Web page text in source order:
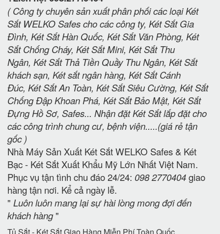
( Công ty chuyên sản xuất phân phối các loại Két
Sắt WELKO Safes cho các công ty, Két Sắt Gia
Đình, Két Sắt Hàn Quốc, Két Sắt Văn Phòng, Két
Sắt Chống Cháy, Két Sắt Mini, Két Sắt Thu
Ngân, Két Sắt Thả Tiền Quầy Thu Ngân, Két Sắt
khách sạn, Két sắt ngân hàng, Két Sắt Cánh
Đúc, Két Sắt An Toàn, Két Sắt Siêu Cường, Két Sắt
Chống Đập Khoan Phá, Két Sắt Bảo Mật, Két Sắt
Đựng Hồ Sơ, Safes... Nhận đặt Két Sắt lắp đặt cho
các công trình chung cư, bệnh viện.....(giá rẻ tận
gốc )
Nhà Máy Sản Xuất Két Sắt WELKO Safes & Két
Bạc - Két Sắt Xuất Khẩu Mỹ Lớn Nhất Việt Nam.
Phục vụ tận tình chu đáo 24/24: 098 2770404giao
hàng tận nơi. Kể cả ngày lễ.
" Luôn luôn mang lại sự hài lòng mong đợi đến
khách hàng"
Tủ Sắt - Két Sắt Giao Hàng Miễn Phí Toàn Quốc